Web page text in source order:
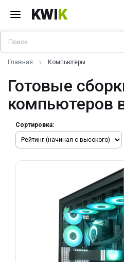
KWIK
Главная Компьютеры
Готовые
компьютеров
Сортировка: